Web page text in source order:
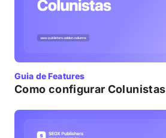
Guia de Features
Como configurar Colunistas